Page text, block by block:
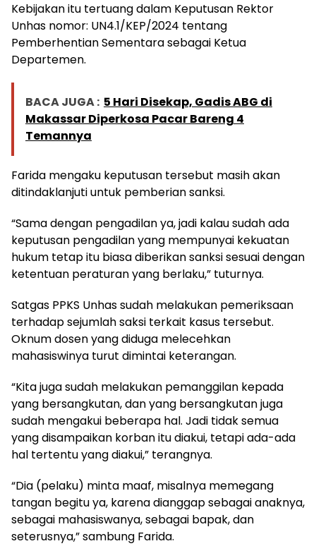
Kebijakan itu tertuang dalam Keputusan Rektor
Unhas nomor: UN4.1/KEP/2024 tentang
Pemberhentian Sementara sebagai Ketua
Departemen.
BACA JUGA : 5 Hari Disekap, Gadis ABG di
Makassar Diperkosa Pacar Bareng 4
Temannya
Farida mengaku keputusan tersebut masih akan
ditindaklanjuti untuk pemberian sanksi.
“Sama dengan pengadilan ya, jadi kalau sudah ada
keputusan pengadilan yang mempunyai kekuatan
hukum tetap itu biasa diberikan sanksi sesuai dengan
ketentuan peraturan yang berlaku,” tuturnya.
Satgas PPKS Unhas sudah melakukan pemeriksaan
terhadap sejumlah saksi terkait kasus tersebut.
Oknum dosen yang diduga melecehkan
mahasiswinya turut dimintai keterangan.
“Kita juga sudah melakukan pemanggilan kepada
yang bersangkutan, dan yang bersangkutan juga
sudah mengakui beberapa hal. Jadi tidak semua
yang disampaikan korban itu diakui, tetapi ada-ada
hal tertentu yang diakui,” terangnya.
“Dia (pelaku) minta maaf, misalnya memegang
tangan begitu ya, karena dianggap sebagai anaknya,
sebagai mahasiswanya, sebagai bapak, dan
seterusnya,” sambung Farida.